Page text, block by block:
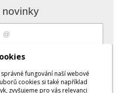
osobních
fungování naší webové
cookies si také například
zvyšujeme pro vás relevanci